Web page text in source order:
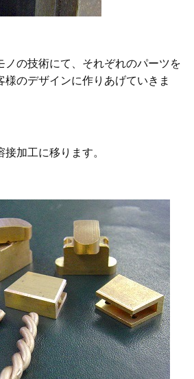
ノの技術にて、それぞれのパーツを
様のデザインに作りあげていきま
加工に移ります。